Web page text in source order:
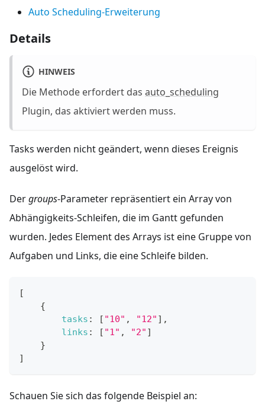
Auto Scheduling-Erweiterung
Details
HINWEIS
Die Methode erfordert das auto_scheduling
Plugin, das aktiviert werden muss.
Tasks werden nicht geändert, wenn dieses Ereignis
ausgelöst wird.
Dergroups-Parameter repräsentiert ein Array von
Abhängigkeits-Schleifen, die im Gantt gefunden
wurden. Jedes Element des Arrays ist eine Gruppe von
Aufgaben und Links, die eine Schleife bilden.
[
{
tasks : [ "10" , "12" ] ,
links : [ "1" , "2" ]
}
]
Schauen Sie sich das folgende Beispiel an: